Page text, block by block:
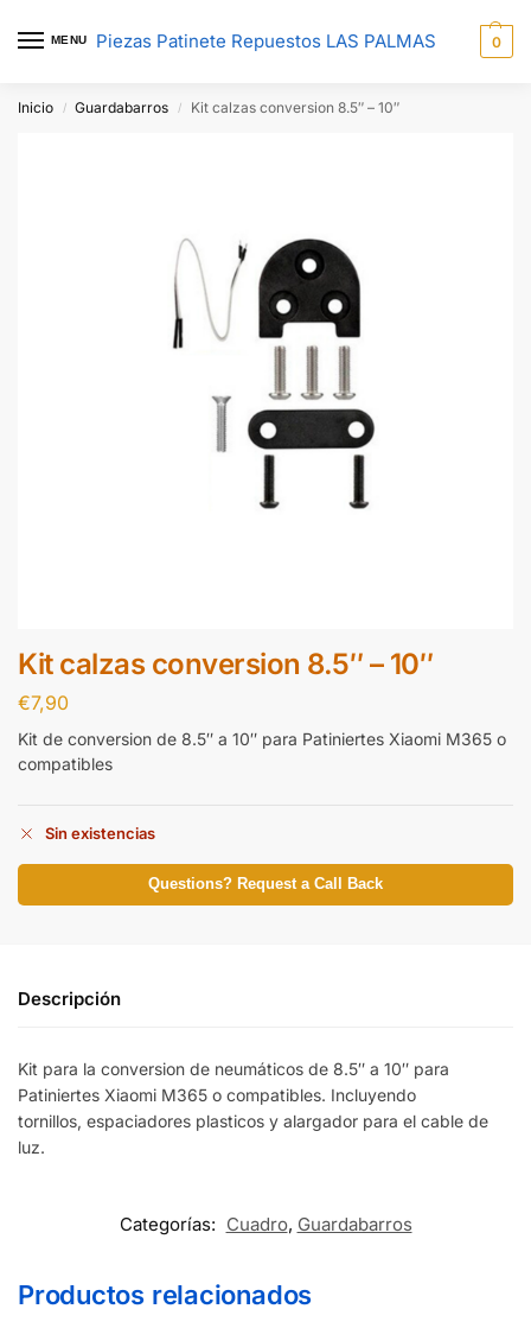
MENU Piezas Patinete Repuestos LAS PALMAS 0
Inicio / Guardabarros / Kit calzas conversion 8.5″ – 10″
Kit calzas conversion 8.5″ – 10″
€7,90
Kit de conversion de 8.5″ a 10″ para Patiniertes Xiaomi M365 o
compatibles
Sin existencias
Questions? Request a Call Back
Descripción
Kit para la conversion de neumáticos de 8.5″ a 10″ para
Patiniertes Xiaomi M365 o compatibles. Incluyendo
tornillos, espaciadores plasticos y alargador para el cable de
luz.
Categorías: Cuadro, Guardabarros
Productos relacionados